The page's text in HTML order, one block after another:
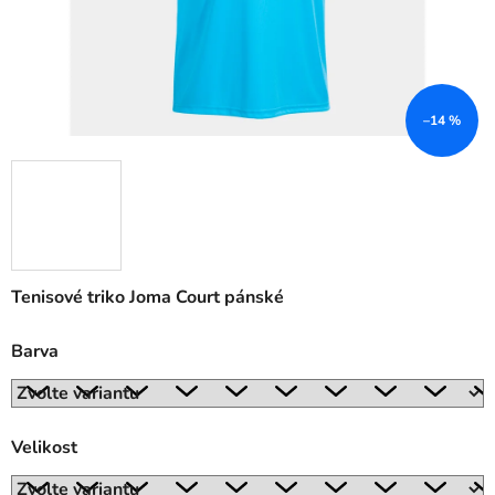
Tenisové triko Joma Court pánské
Barva
Velikost
–14 %